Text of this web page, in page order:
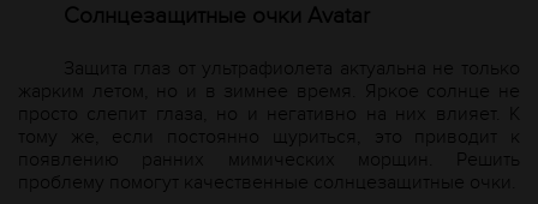
Солнцезащитные очки Avatar
Защита глаз от ультрафиолета актуальна не только
жарким летом, но и в зимнее время. Яркое солнце не
просто слепит глаза, но и негативно на них влияет. К
тому же, если постоянно щуриться, это приводит к
появлению ранних мимических морщин. Решить
проблему помогут качественные солнцезащитные очки.